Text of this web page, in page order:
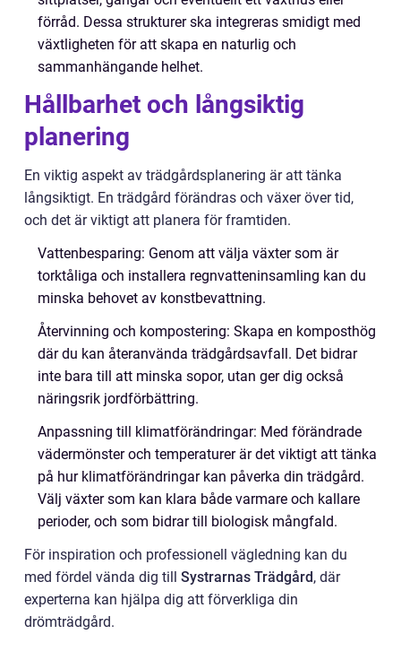
förråd. Dessa strukturer ska integreras smidigt med
växtligheten för att skapa en naturlig och
sammanhängande helhet.
Hållbarhet och långsiktig
planering
En viktig aspekt av trädgårdsplanering är att tänka
långsiktigt. En trädgård förändras och växer över tid,
och det är viktigt att planera för framtiden.
Vattenbesparing: Genom att välja växter som är
torktåliga och installera regnvatteninsamling kan du
minska behovet av konstbevattning.
Återvinning och kompostering: Skapa en komposthög
där du kan återanvända trädgårdsavfall. Det bidrar
inte bara till att minska sopor, utan ger dig också
näringsrik jordförbättring.
Anpassning till klimatförändringar: Med förändrade
vädermönster och temperaturer är det viktigt att tänka
på hur klimatförändringar kan påverka din trädgård.
Välj växter som kan klara både varmare och kallare
perioder, och som bidrar till biologisk mångfald.
För inspiration och professionell vägledning kan du
med fördel vända dig till Systrarnas Trädgård, där
experterna kan hjälpa dig att förverkliga din
drömträdgård.